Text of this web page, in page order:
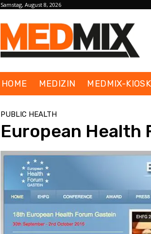
Samstag, August 8, 2026
HOME MEDIZIN MEDMIX-KIOSK
PUBLIC HEALTH
European Health